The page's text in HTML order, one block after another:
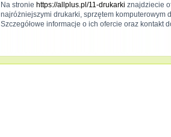
Na stronie https://allplus.pl/11-drukarki znajdziecie
najróżniejszymi drukarki, sprzętem komputerowym
Szczegółowe informacje o ich ofercie oraz kontakt